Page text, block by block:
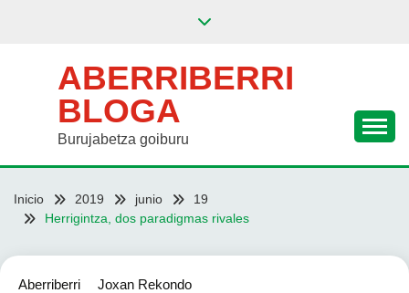
ABERRIBERRI
BLOGA
Burujabetza goiburu
Inicio 2019 junio
19
Herrigintza, dos paradigmas rivales
Aberriberri Joxan Rekondo